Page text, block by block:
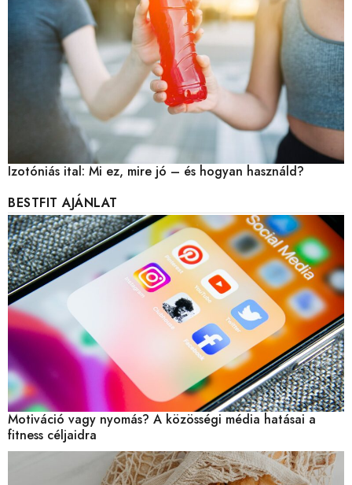
Izotóniás ital: Mi ez, mire jó – és hogyan használd?
BESTFIT AJÁNLAT
Motiváció vagy nyomás? A közösségi média hatásai a
fitness céljaidra